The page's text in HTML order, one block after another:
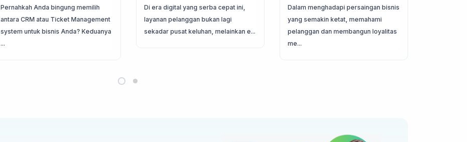
Pernahkah Anda bingung memilih
antara CRM atau Ticket Management
system untuk bisnis Anda? Keduanya
...
Di era digital yang serba cepat ini,
layanan pelanggan bukan lagi
sekadar pusat keluhan, melainkan e...
Dalam menghadapi persaingan bisnis
yang semakin ketat, memahami
pelanggan dan membangun loyalitas
me...